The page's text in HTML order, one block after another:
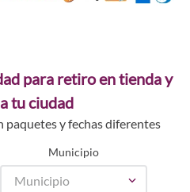
para retiro en tienda y
tu ciudad
paquetes y fechas diferentes
Municipio
Municipio